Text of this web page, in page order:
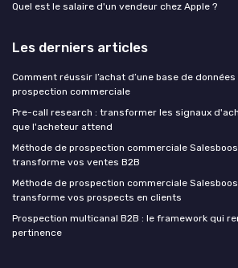
Quel est le salaire d'un vendeur chez Apple ?
Les derniers articles
Comment réussir l’achat d’une base de
prospection commerciale
Pre-call research : transformer les signaux
que l'acheteur attend
Méthode de prospection commerciale
transforme vos ventes B2B
Méthode de prospection commerciale
transforme vos prospects en clients
Prospection multicanal B2B : le framework qui
pertinence